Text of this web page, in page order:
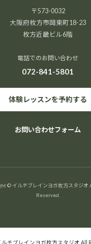
〒573-0032
大阪府枚方市岡東町18-23
枚方近畿ビル6階
電話でのお問い合わせ
072-841-5801
体験レッスンを予約する
お問い合わせフォーム
© イルチブレインヨガ枚方スタジオ
Reserved.
チブレインヨガ枚方スタジオ All